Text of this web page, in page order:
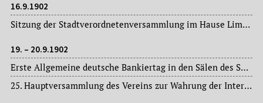
16.9.1902
Sitzung der Stadtverordnetenversammlung im Hause Limpurg: Magistratsvorlagen, Ausschussberichte.
19. – 20.9.1902
Erste Allgemeine deutsche Bankiertag in den Sälen des Saalbaues.
25. Hauptversammlung des Vereins zur Wahrung der Interessen der chemischen Industrie Deutschlands im Hotel „Frankfurter Hof“.